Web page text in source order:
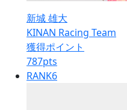
新城 雄大
KINAN Racing Team
獲得ポイント
787pts
RANK6